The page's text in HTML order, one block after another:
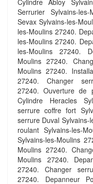
Cylindre Abloy
Serrurier Sylvains-
Sevax Sylvains-les-
les-Moulins 27240.
les-Moulins 27240.
les-Moulins 27240.
Moulins 27240.
Moulins 27240.
27240. Changer
27240. Ouverture de
Cylindre Heracles
serrure coffre fort
serrure Duval Sylvains-
roulant Sylvains-les-
Sylvains-les-Moulins
Moulins 27240.
Moulins 27240.
27240. Changer
27240. Depanneur